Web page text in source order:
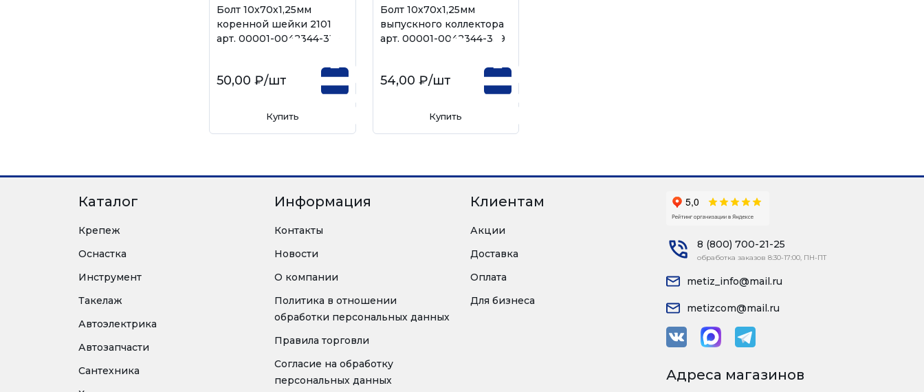
Болт 10х70х1,25мм
коренной шейки 2101
арт. 00001-0042344-319
50,00 ₽/шт
Купить
Болт 10х70х1,25мм
выпускного коллектора
арт. 00001-0042344-339
54,00 ₽/шт
Купить
Каталог
Крепеж
Оснастка
Инструмент
Такелаж
Автоэлектрика
Автозапчасти
Сантехника
Информация
Контакты
Новости
О компании
Политика в отношении
обработки персональных данных
Правила торговли
Согласие на обработку
персональных данных
Клиентам
Акции
Доставка
Оплата
Для бизнеса
8 (800) 700-21-25
обработка заказов 8:30-17:00, ПН-ПТ
metiz_info@mail.ru
metizcom@mail.ru
Адреса магазинов